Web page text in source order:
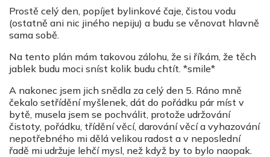
Prostě celý den, popíjet bylinkové čaje, čistou vodu
(ostatně ani nic jiného nepiju) a budu se věnovat hlavně
sama sobě.
Na tento plán mám takovou zálohu, že si říkám, že těch
jablek budu moci sníst kolik budu chtít. *smile*
A nakonec jsem jich snědla za celý den 5. Ráno mně
čekalo setřídění myšlenek, dát do pořádku pár míst v
bytě, musela jsem se pochválit, protože udržování
čistoty, pořádku, třídění věcí, darování věcí a vyhazování
nepotřebného mi dělá velikou radost a v neposlední
řadě mi udržuje lehčí mysl, než když by to bylo naopak.